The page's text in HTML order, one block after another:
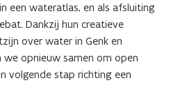
een wateratlas, en als afsluiting
Dankzij hun creatieve
over water in Genk en
we opnieuw samen om open
volgende stap richting een